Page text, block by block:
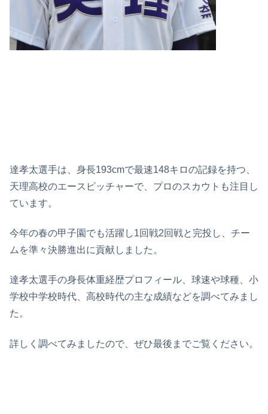
達孝太選手は、身長193cmで最速148キロの記録を持つ、
天理高校のエースピッチャーで、プロのスカウトも注目し
ています。
今年の春の甲子園でも活躍し1回戦2回戦と完投し、チー
ムを準々決勝進出に貢献しました。
達孝太選手の身長体重経歴プロフィール、球速や球種、小
学校中学校時代、高校時代の主な成績などを調べてみまし
た。
詳しく調べてみましたので、ぜひ最後までご覧ください。